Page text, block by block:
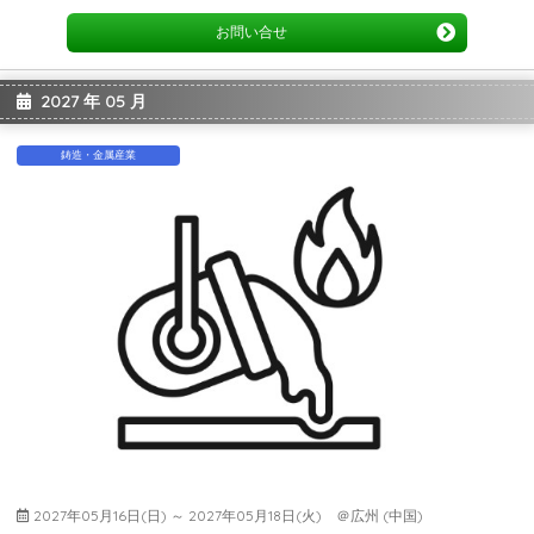
お問い合せ
2027 年 05 月
鋳造・金属産業
2027年05月16日(日) ～ 2027年05月18日(火) ＠広州 (中国)